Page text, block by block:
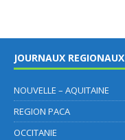
JOURNAUX REGIONAUX
NOUVELLE – AQUITAINE
REGION PACA
OCCITANIE